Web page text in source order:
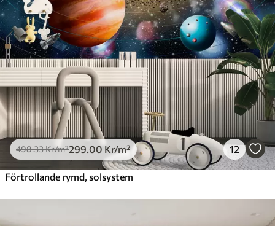
498.33Kr/m²299 .00 Kr/m² 12
Förtrollande rymd, solsystem